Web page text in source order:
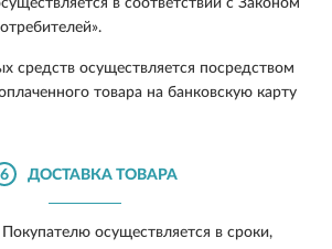
в соответствии с Законом
средств осуществляется посредством
товара на банковскую карту
6 ДОСТАВКА ТОВАРА
осуществляется в сроки,